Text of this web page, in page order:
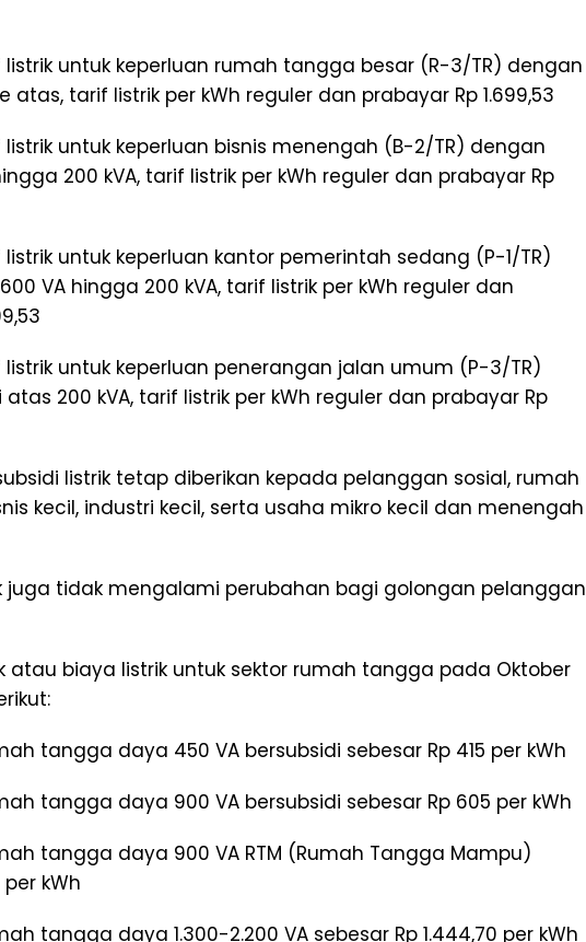
untuk keperluan rumah tangga besar (R-3/TR) dengan
atas, tarif listrik per kWh reguler dan prabayar Rp 1.699,53
untuk keperluan bisnis menengah (B-2/TR) dengan
200 kVA, tarif listrik per kWh reguler dan prabayar Rp
untuk keperluan kantor pemerintah sedang (P-1/TR)
VA hingga 200 kVA, tarif listrik per kWh reguler dan
untuk keperluan penerangan jalan umum (P-3/TR)
200 kVA, tarif listrik per kWh reguler dan prabayar Rp
listrik tetap diberikan kepada pelanggan sosial, rumah
kecil, industri kecil, serta usaha mikro kecil dan menengah
juga tidak mengalami perubahan bagi golongan pelanggan
atau biaya listrik untuk sektor rumah tangga pada Oktober
tangga daya 450 VA bersubsidi sebesar Rp 415 per kWh
tangga daya 900 VA bersubsidi sebesar Rp 605 per kWh
tangga daya 900 VA RTM (Rumah Tangga Mampu)
per kWh
tangga daya 1.300-2.200 VA sebesar Rp 1.444,70 per kWh